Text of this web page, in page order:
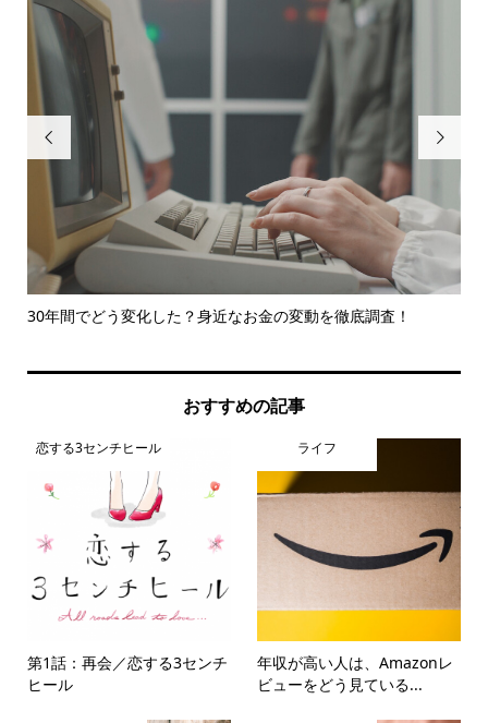

30年間でどう変化した？身近なお金の変動を徹底調査！

おすすめの記事
恋する3センチヒール
第1話：再会／恋する3センチ
ヒール
ライフ
年収が高い人は、Amazonレ
ビューをどう見ている...